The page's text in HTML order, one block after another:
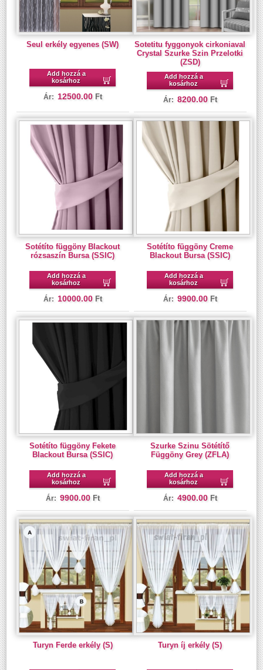
Seul erkély egyenes (SW)
Add hozzá a
kosárhoz
Ár: 12500.00 Ft
Sotetitu fyggonyok cirkoniaval
Crystal Szurke Szin Przelotki
(ZSD)
Add hozzá a
kosárhoz
Ár: 8200.00 Ft
Sotétíto függöny Blackout
rózsaszín Bursa (SSIC)
Add hozzá a
kosárhoz
Ár: 10000.00 Ft
Sotétíto függöny Creme
Blackout Bursa (SSIC)
Add hozzá a
kosárhoz
Ár: 9900.00 Ft
Sotétíto függöny Fekete
Blackout Bursa (SSIC)
Add hozzá a
kosárhoz
Ár: 9900.00 Ft
Szurke Szinu Sötétítő
Függöny Grey (ZFLA)
Add hozzá a
kosárhoz
Ár: 4900.00 Ft
Turyn Ferde erkély (S) Turyn íj erkély (S)